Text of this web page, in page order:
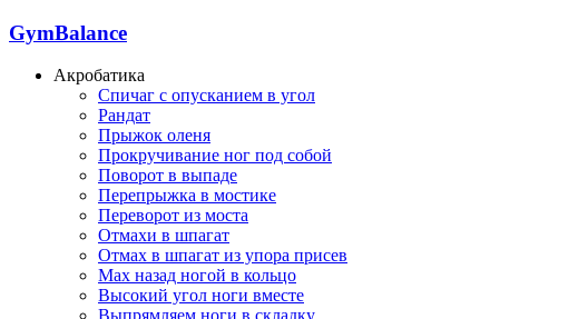
GymBalance
Акробатика
Спичаг с опусканием в угол
Рандат
Прыжок оленя
Прокручивание ног под собой
Поворот в выпаде
Перепрыжка в мостике
Переворот из моста
Отмахи в шпагат
Отмах в шпагат из упора присев
Мах назад ногой в кольцо
Высокий угол ноги вместе